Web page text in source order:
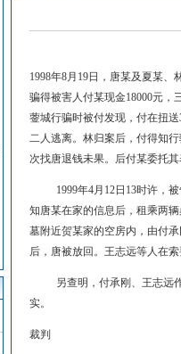
1998年8月19日，唐某及夏某
骗得被害人付某现金18000元，
蓥城行骗时被付发现，付在扭
二人逃离。林归案后，付得知
次找唐退钱未果。后付某委托
1999年4月12日13时许，被
知唐某在家的信息后，租乘两
墓附近贺某家的空房内，由付
后，唐被放回。王志远等人在
另查明，付承刚、王志远作
实。
裁判